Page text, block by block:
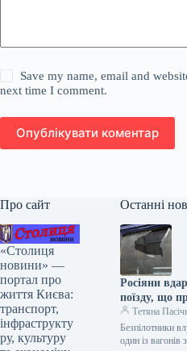
Save my name, email and
next time I comment.
Опублікувати коментар
Про сайт
«Столиця
новини» —
портал про
життя Києва:
транспорт,
інфраструкту
ру, культуру
Останні
Росіяни
поїзду, що
Києва
Тетяна
Безпілотники
один із вагонів